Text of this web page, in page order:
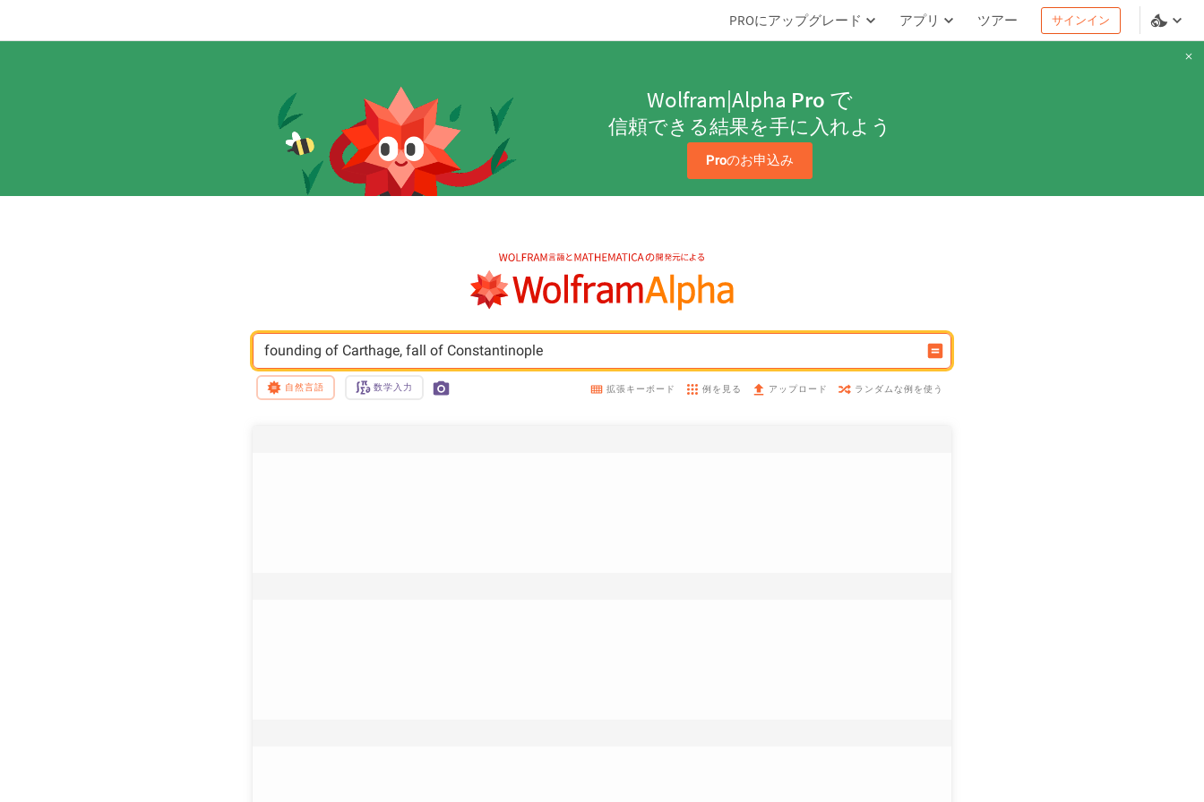
PROにアップグレード アプリ ツアー サインイン
Wolfram|Alpha Pro で
信頼できる結果を手に入れよう
Proのお申込み
founding of Carthage, fall of Constantinople
自然言語 数学入力 拡張キーボード 例を見る アップロード ランダムな例を使う